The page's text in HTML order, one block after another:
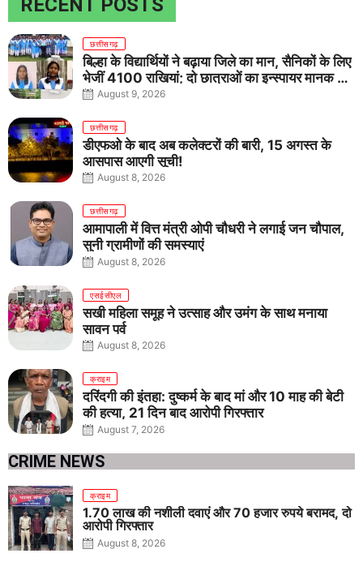
छत्तीसगढ़
बिल्हा के विद्यार्थियों ने बढ़ाया जिले का मान, सैनिकों के लिए
भेजीं 4100 राखियां; दो छात्राओं का इन्स्पायर मानक में
राष्ट्रीय चयन
August 9, 2026
छत्तीसगढ़
डीएफओ के बाद अब कलेक्टरों की बारी, 15 अगस्त के
आसपास आएगी सूची!
August 8, 2026
छत्तीसगढ़
आमापाली में वित्त मंत्री ओपी चौधरी ने लगाई जन चौपाल,
सुनी ग्रामीणों की समस्याएं
August 8, 2026
एसईसीएल
सखी महिला समूह ने उत्साह और उमंग के साथ मनाया
सावन पर्व
August 8, 2026
क्राइम
दरिंदगी की इंतहा: दुष्कर्म के बाद मां और 10 माह की बेटी
की हत्या, 21 दिन बाद आरोपी गिरफ्तार
August 7, 2026
CRIME NEWS
क्राइम
1.70 लाख की नशीली दवाएं और 70 हजार रुपये बरामद, दो
आरोपी गिरफ्तार
August 8, 2026